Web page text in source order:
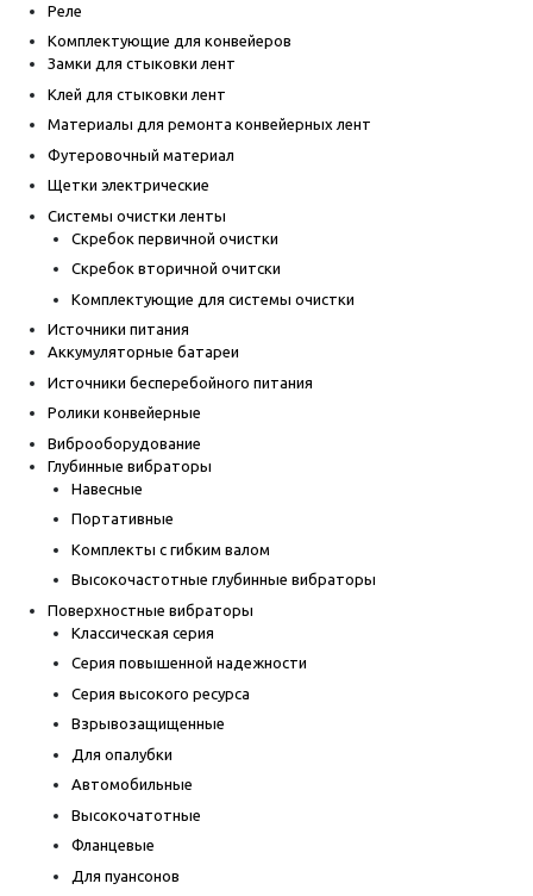
Реле
Комплектующие для конвейеров
Замки для стыковки лент
Клей для стыковки лент
Материалы для ремонта конвейерных лент
Футеровочный материал
Щетки электрические
Системы очистки ленты
Скребок первичной очистки
Скребок вторичной очитски
Комплектующие для системы очистки
Источники питания
Аккумуляторные батареи
Источники бесперебойного питания
Ролики конвейерные
Виброоборудование
Глубинные вибраторы
Навесные
Портативные
Комплекты с гибким валом
Высокочастотные глубинные вибраторы
Поверхностные вибраторы
Классическая серия
Серия повышенной надежности
Серия высокого ресурса
Взрывозащищенные
Для опалубки
Автомобильные
Высокочатотные
Фланцевые
Для пуансонов